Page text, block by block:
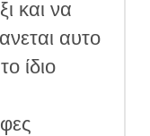
και να
αυτο
ίδιο